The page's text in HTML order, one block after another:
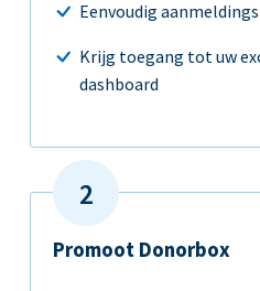
Eenvoudig
Krijg toegang tot uw
dashboard
Promoot Donorbox